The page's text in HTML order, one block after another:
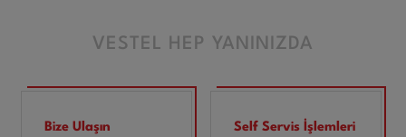
VESTEL HEP YANINIZDA
Bize Ulaşın Self Servis İşlemleri